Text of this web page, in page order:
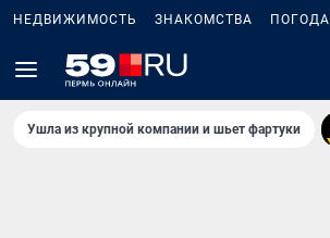
НЕДВИЖИМОСТЬ ЗНАКОМСТВА ПОГОДА
Ушла из крупной компании и шьет фартуки